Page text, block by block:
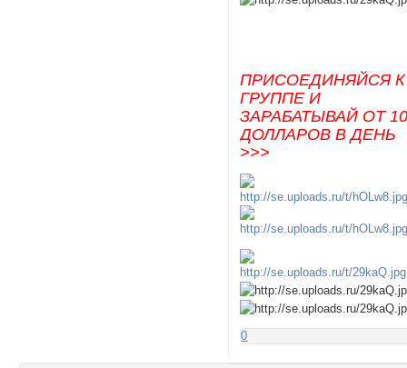
ПРИСОЕДИНЯЙСЯ К
ГРУППЕ И
ЗАРАБАТЫВАЙ ОТ
ДОЛЛАРОВ В ДЕНЬ
>>>
0